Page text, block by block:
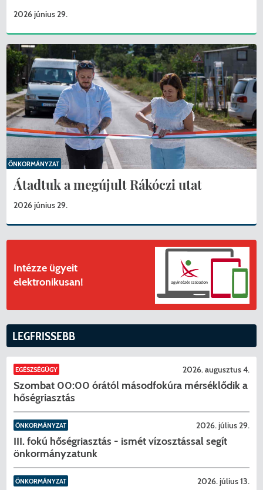
2026 június 29.
Átadtuk a megújult Rákóczi utat
2026 június 29.
ÖNKORMÁNYZAT
Intézze ügyeit
elektronikusan!
LEGFRISSEBB
EGÉSZSÉGÜGY 2026. augusztus 4.
Szombat 00:00 órától másodfokúra mérséklődik a
hőségriasztás
ÖNKORMÁNYZAT 2026. július 29.
III. fokú hőségriasztás - ismét vízosztással segít
önkormányzatunk
ÖNKORMÁNYZAT 2026. július 13.